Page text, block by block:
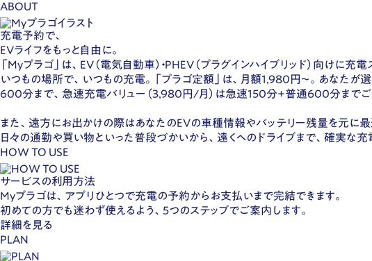
ABOUT
充電予約で、
EVライフをもっと自由に。
「Myプラゴ」は、EV（電気自動車）・PHEV（プラグインハイブリッド）向け
いつもの場所で、いつもの充電。「プラゴ定額」は、月額1,980円〜。あなた
600分まで、急速充電バリュー（3,980円/月）は急速150分+普通600分までご
また、遠方にお出かけの際はあなたのEVの車種情報やバッテリー残量を元に最
日々の通勤や買い物といった普段づかいから、遠くへのドライブまで、確実な
HOW TO USE
サービスの利用方法
Myプラゴは、アプリひとつで充電の予約からお支払いまで完結できます。
初めての方でも迷わず使えるよう、5つのステップでご案内します。
詳細を見る
PLAN